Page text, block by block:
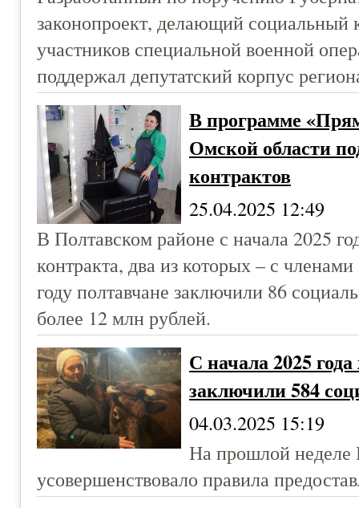
законопроект, делающий социальный
участников специальной военной
поддержал депутатский корпус
В программе
Омской области
контрактов
25.04.2025 12:49
В Полтавском районе с начала 2025
контракта, два из которых – с
году полтавчане заключили 86
более 12 млн рублей.
С начала 2025
заключили 584
04.03.2025 15:19
На прошлой неделе
усовершенствовало правила